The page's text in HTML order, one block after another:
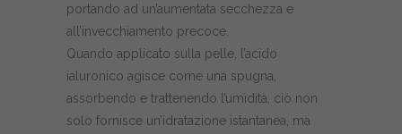
portando ad un’aumentata secchezza e
all’invecchiamento precoce.
Quando applicato sulla pelle, l’acido
ialuronico agisce come una spugna,
assorbendo e trattenendo l’umidità, ciò non
solo fornisce un’idratazione istantanea, ma